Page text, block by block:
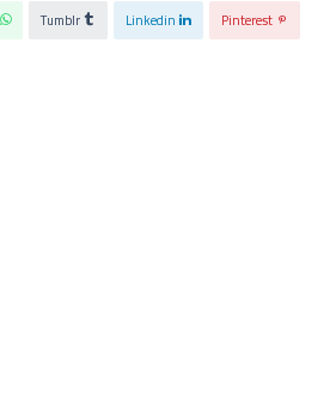
Pinterest
Linkedin
Tumblr